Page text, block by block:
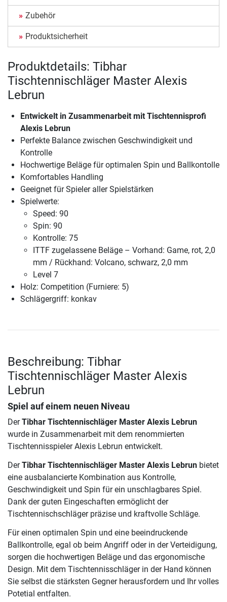
Zubehör
Produktsicherheit
Produktdetails: Tibhar
Tischtennischläger Master Alexis
Lebrun
Entwickelt in Zusammenarbeit mit Tischtennisprofi
Alexis Lebrun
Perfekte Balance zwischen Geschwindigkeit und
Kontrolle
Hochwertige Beläge für optimalen Spin und Ballkontolle
Komfortables Handling
Geeignet für Spieler aller Spielstärken
Spielwerte:
Speed: 90
Spin: 90
Kontrolle: 75
ITTF zugelassene Beläge – Vorhand: Game, rot, 2,0
mm / Rückhand: Volcano, schwarz, 2,0 mm
Level 7
Holz: Competition (Furniere: 5)
Schlägergriff: konkav
Beschreibung: Tibhar
Tischtennischläger Master Alexis
Lebrun
Spiel auf einem neuen Niveau
DerTibhar Tischtennischläger Master Alexis Lebrun
wurde in Zusammenarbeit mit dem renommierten
Tischtennisspieler Alexis Lebrun entwickelt.
DerTibhar Tischtennischläger Master Alexis Lebrun bietet
eine ausbalancierte Kombination aus Kontrolle,
Geschwindigkeit und Spin für ein unschlagbares Spiel.
Dank der guten Eingeschaften ermöglicht der
Tischtennischschläger präzise und kraftvolle Schläge.
Für einen optimalen Spin und eine beeindruckende
Ballkontrolle, egal ob beim Angriff oder in der Verteidigung,
sorgen die hochwertigen Beläge und das ergonomische
Design. Mit dem Tischtennisschläger in der Hand können
Sie selbst die stärksten Gegner herausfordern und Ihr volles
Potetial entfalten.